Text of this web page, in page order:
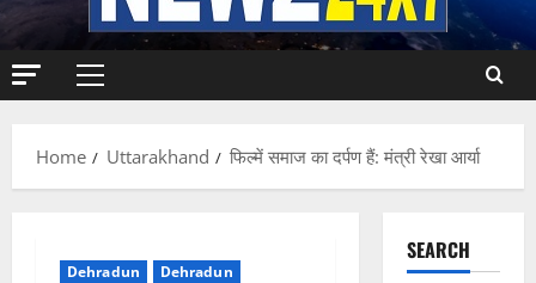
Primary
Home
Uttarakhand फिल्में समाज का दर्पण हैं: मंत्री रेखा आर्या
Dehradun
Dehradun
SEARCH